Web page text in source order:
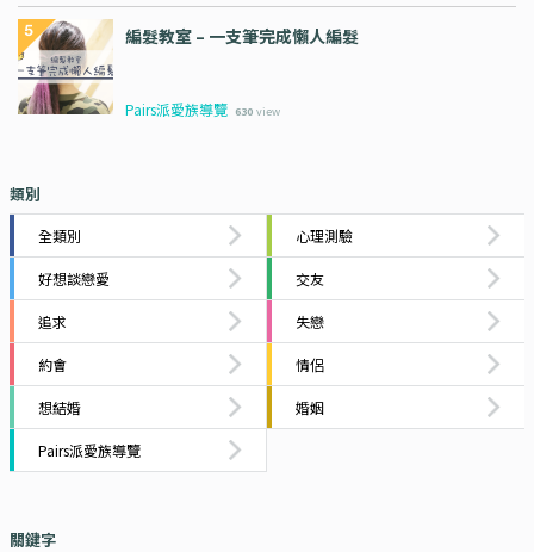
編髮教室 – 一支筆完成懶人編髮
Pairs派愛族導覽 630 view
類別
全類別 心理測驗
好想談戀愛 交友
追求 失戀
約會 情侶
想結婚 婚姻
Pairs派愛族導覽
關鍵字